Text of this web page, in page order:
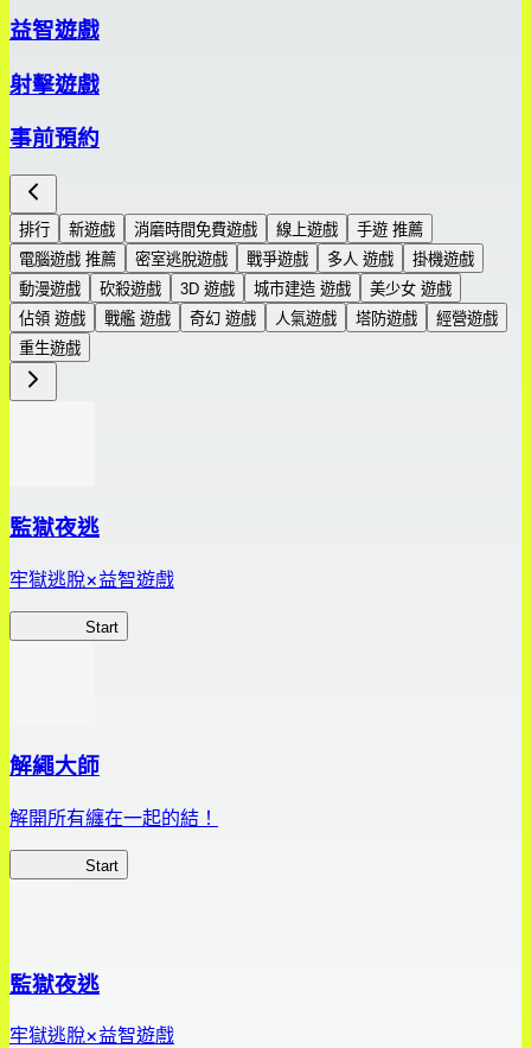
益智遊戲
射擊遊戲
事前預約
排行 新遊戲 消磨時間免費遊戲 線上遊戲
手遊 推薦
電腦遊戲 推薦
密室逃脫遊戲 戰爭遊戲 多人 遊戲
掛機遊戲
動漫遊戲
砍殺遊戲 3D 遊戲 城市建造 遊戲
美少女 遊戲
佔領 遊戲
戰艦 遊戲 奇幻 遊戲 人氣遊戲 塔防遊戲
經營遊戲
重生遊戲
監獄夜逃
牢獄逃脫×益智遊戲
Start
解繩大師
解開所有纏在一起的結！
Start
監獄夜逃
牢獄逃脫×益智遊戲